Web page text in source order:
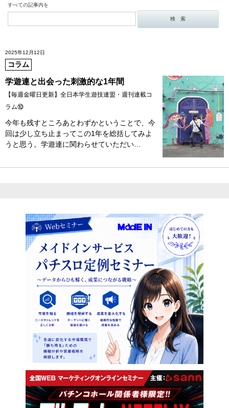
すべての記事内を
2025年12月12日
コラム
学遊連と出会った刺激的な1年間
【毎週金曜日更新】全日本学生遊技連盟・週刊連載コ
ラム⑩
今年も残すところあとわずかということで、今
回は少し立ち止まってこの1年を総括してみよ
うと思う。学遊連に関わらせていただい…